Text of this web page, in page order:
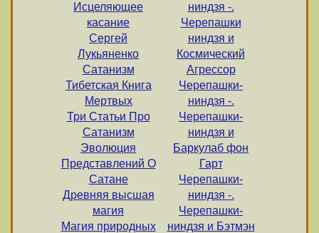
Исцеляющее
касание
Сергей
Лукьяненко
Сатанизм
Тибетская Книга
Мертвых
Три Статьи Про
Сатанизм
Эволюция
Представлений О
Сатане
Древняя высшая
магия
Магия природных
ниндзя -.
Черепашки
ниндзя и
Космический
Агрессор
Черепашки-
ниндзя -.
Черепашки-
ниндзя и
Баркулаб фон
Гарт
Черепашки-
ниндзя -.
Черепашки-
ниндзя и Бэтмэн